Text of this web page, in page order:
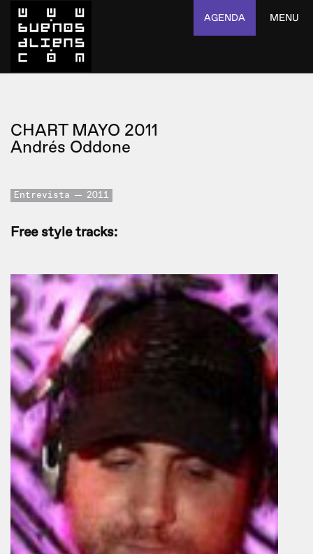
AGENDA MENU
CHART MAYO 2011
Andrés Oddone
Entrevista 2011
Free style tracks: